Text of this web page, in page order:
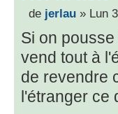
de jerlau » Lun
Si on
vend tout à
de revendre
l'étranger ce